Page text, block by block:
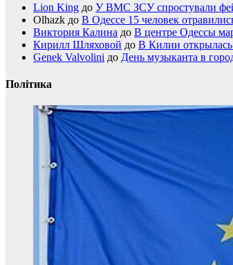
Lion King до У ВМС ЗСУ спростували
Olhazk до В Одессе 15 человек
Виктория Калина до В центре Одессы
Кирилл Шляховой до В Килии открылась
Genek Valvolini до День музыканта в
Політика